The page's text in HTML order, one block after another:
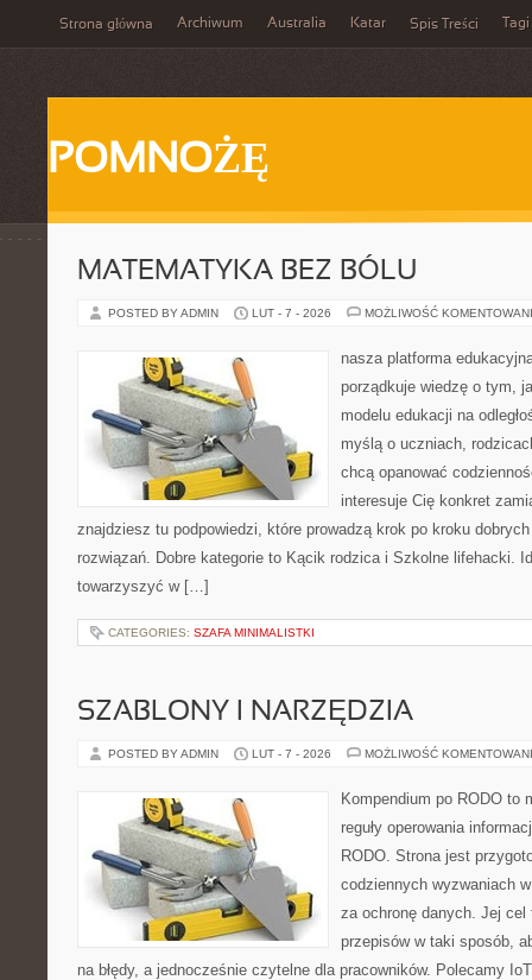
Strona główna Archiwum Australia Katar Spis Treści Tagi
POMNOŻĘ
MATEMATYKA BEZ BÓLU
POSTED BY ADMIN LUT - 7 - 2026 MOŻLIWOŚĆ
nasza platforma
porządkuje wiedzę o tym,
modelu edukacji na
myślą o uczniach,
chcą opanować
interesuje Cię konkret
znajdziesz tu podpowiedzi, które prowadzą krok po kroku
rozwiązań. Dobre kategorie to Kącik rodzica i Szkolne lifehacki.
towarzyszyć w […]
CATEGORIES: SZAFA MINIMALISTKI
SZABLONY I NARZĘDZIA
POSTED BY ADMIN LUT - 7 - 2026 MOŻLIWOŚĆ
Kompendium po RODO to
reguły operowania
RODO. Strona jest
codziennych wyzwaniach
za ochronę danych. Jej cel
przepisów w taki sposób,
na błędy, a jednocześnie czytelne dla pracowników. Polecamy